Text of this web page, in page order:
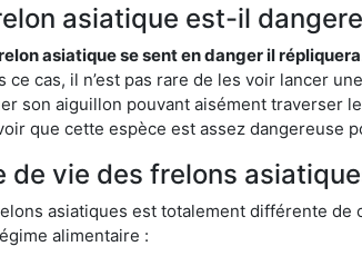
asiatique est-il
asiatique se sent en danger il répliquera
cas, il n’est pas rare de les voir lancer
son aiguillon pouvant aisément traverser
que cette espèce est assez dangereuse
de vie des frelons
asiatiques est totalement différente
alimentaire :